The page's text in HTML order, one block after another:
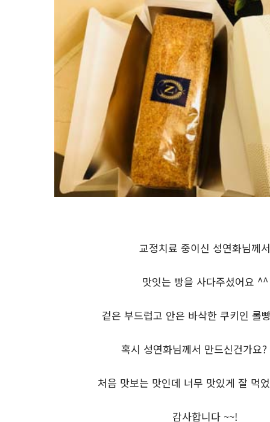
교정치료 중이신 성연화님께서
맛잇는 빵을 사다주셨어요 ^^
겉은 부드럽고 안은 바삭한 쿠키인 롤
혹시 성연화님께서 만드신건가요?
처음 맛보는 맛인데 너무 맛있게 잘 먹
감사합니다 ~~!